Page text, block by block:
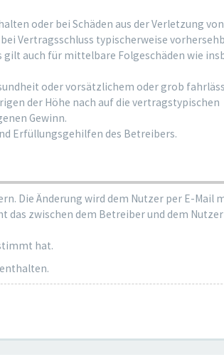
oder bei Schäden aus der Verletzung
Vertragsschluss typischerweise
auch für mittelbare Folgeschäden wie
oder vorsätzlichem oder grob
der Höhe nach auf die vertragstypischen
Gewinn.
Erfüllungsgehilfen des Betreibers.
Die Änderung wird dem Nutzer per E-Mail
das zwischen dem Betreiber und dem
hat.